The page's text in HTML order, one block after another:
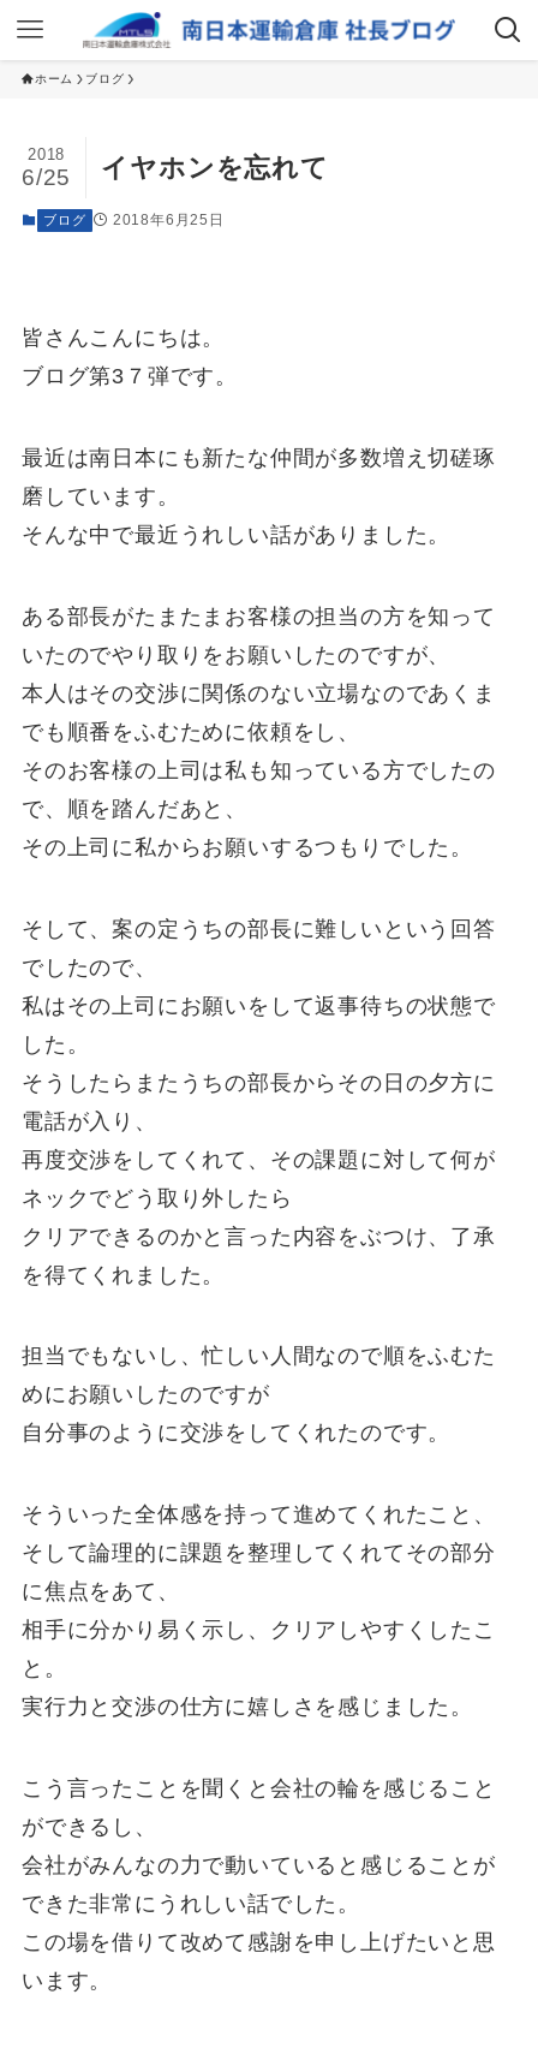
ホーム ブログ
イヤホンを忘れて
2018
6/25
ブログ 2018年6月25日
皆さんこんにちは。
ブログ第3７弾です。
最近は南日本にも新たな仲間が多数増え切磋琢
磨しています。
そんな中で最近うれしい話がありました。
ある部長がたまたまお客様の担当の方を知って
いたのでやり取りをお願いしたのですが、
本人はその交渉に関係のない立場なのであくま
でも順番をふむために依頼をし、
そのお客様の上司は私も知っている方でしたの
で、順を踏んだあと、
その上司に私からお願いするつもりでした。
そして、案の定うちの部長に難しいという回答
でしたので、
私はその上司にお願いをして返事待ちの状態で
した。
そうしたらまたうちの部長からその日の夕方に
電話が入り、
再度交渉をしてくれて、その課題に対して何が
ネックでどう取り外したら
クリアできるのかと言った内容をぶつけ、了承
を得てくれました。
担当でもないし、忙しい人間なので順をふむた
めにお願いしたのですが
自分事のように交渉をしてくれたのです。
そういった全体感を持って進めてくれたこと、
そして論理的に課題を整理してくれてその部分
に焦点をあて、
相手に分かり易く示し、クリアしやすくしたこ
と。
実行力と交渉の仕方に嬉しさを感じました。
こう言ったことを聞くと会社の輪を感じること
ができるし、
会社がみんなの力で動いていると感じることが
できた非常にうれしい話でした。
この場を借りて改めて感謝を申し上げたいと思
います。